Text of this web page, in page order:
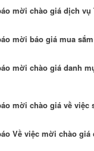
mời chào giá dịch
mời báo giá mua
mời chào giá danh
mời chào giá về
Về việc mời chào